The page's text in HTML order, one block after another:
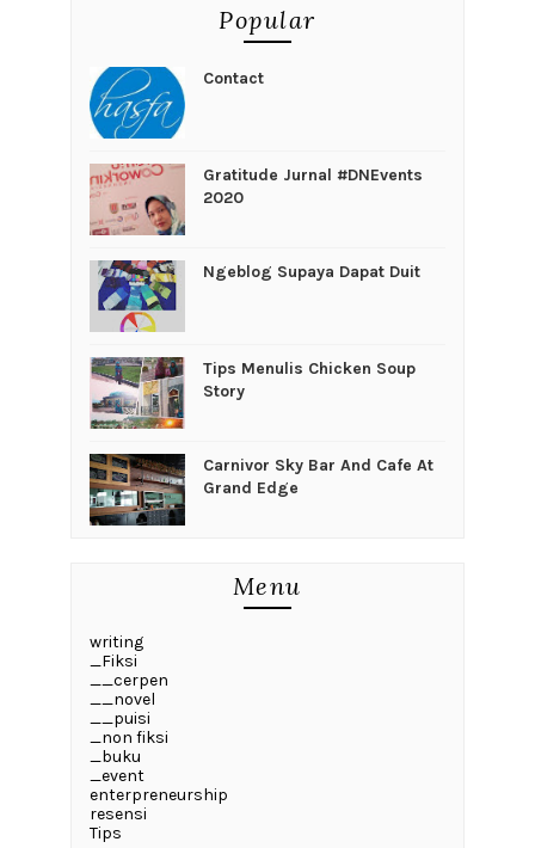
Popular
Contact
Gratitude Jurnal #DNEvents
2020
Ngeblog Supaya Dapat Duit
Tips Menulis Chicken Soup
Story
Carnivor Sky Bar And Cafe At
Grand Edge
Menu
writing
_Fiksi
__cerpen
__novel
__puisi
_non fiksi
_buku
_event
enterpreneurship
resensi
Tips